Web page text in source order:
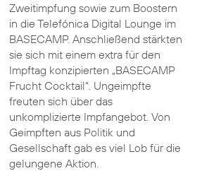
Zweitimpfung sowie zum Boostern
in die Telefónica Digital Lounge im
BASECAMP. Anschließend stärkten
sie sich mit einem extra für den
Impftag konzipierten „BASECAMP
Frucht Cocktail“. Ungeimpfte
freuten sich über das
unkomplizierte Impfangebot. Von
Geimpften aus Politik und
Gesellschaft gab es viel Lob für die
gelungene Aktion.